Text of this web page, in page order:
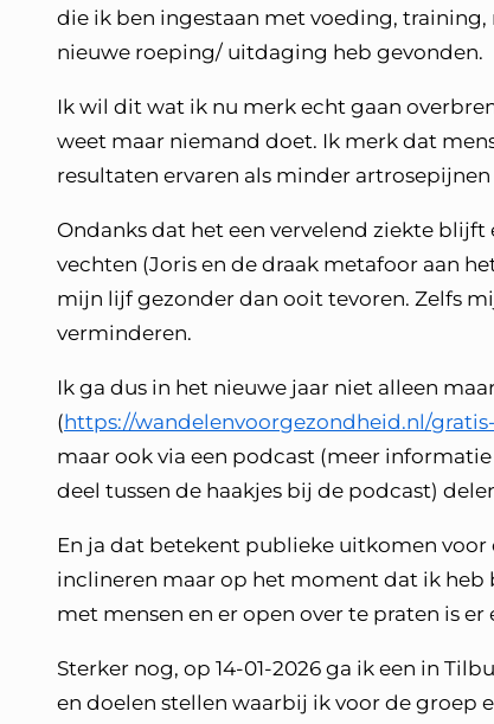
die ik ben ingestaan met voeding,
nieuwe roeping/ uitdaging heb gevonden.
Ik wil dit wat ik nu merk echt gaan
weet maar niemand doet. Ik merk dat
resultaten ervaren als minder
Ondanks dat het een vervelend ziekte blijft
vechten (Joris en de draak metafoor aan
mijn lijf gezonder dan ooit tevoren. Zelfs
verminderen.
Ik ga dus in het nieuwe jaar niet alleen
(https://wandelenvoorgezondheid.nl/
maar ook via een podcast (meer
deel tussen de haakjes bij de podcast)
En ja dat betekent publieke uitkomen
inclineren maar op het moment dat ik heb
met mensen en er open over te praten is
Sterker nog, op 14-01-2026 ga ik een in
en doelen stellen waarbij ik voor de groep